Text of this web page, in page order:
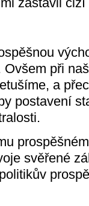
při
a
postavení
svěřené